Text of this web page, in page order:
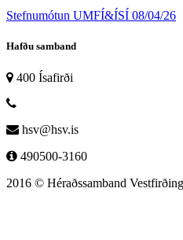
Stefnumótun UMFÍ&ÍSÍ 08/04/26
Hafðu samband
400 Ísafirði
hsv@hsv.is
490500-3160
2016 © Héraðssamband